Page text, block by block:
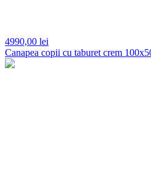
4990,00 lei
Canapea copii cu taburet crem